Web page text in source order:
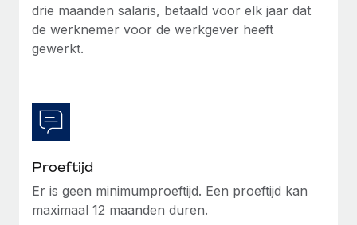
drie maanden salaris, betaald voor elk jaar dat
de werknemer voor de werkgever heeft
gewerkt.
Proeftijd
Er is geen minimumproeftijd. Een proeftijd kan
maximaal 12 maanden duren.